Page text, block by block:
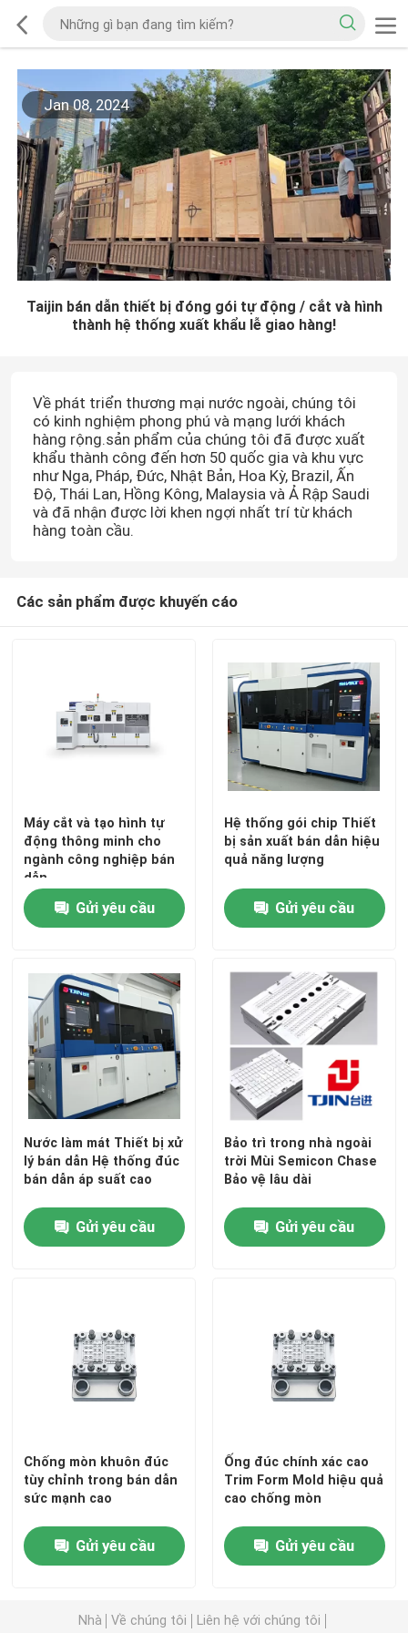
Jan 08, 2024
Taijin bán dẫn thiết bị đóng gói tự động / cắt và hình
thành hệ thống xuất khẩu lễ giao hàng!
Về phát triển thương mại nước ngoài, chúng tôi
có kinh nghiệm phong phú và mạng lưới khách
hàng rộng.sản phẩm của chúng tôi đã được xuất
khẩu thành công đến hơn 50 quốc gia và khu vực
như Nga, Pháp, Đức, Nhật Bản, Hoa Kỳ, Brazil, Ấn
Độ, Thái Lan, Hồng Kông, Malaysia và Ả Rập Saudi
và đã nhận được lời khen ngợi nhất trí từ khách
hàng toàn cầu.
Các sản phẩm được khuyến cáo
Máy cắt và tạo hình tự
động thông minh cho
ngành công nghiệp bán
dẫn
Gửi yêu cầu
Hệ thống gói chip Thiết
bị sản xuất bán dẫn hiệu
quả năng lượng
Gửi yêu cầu
Nước làm mát Thiết bị xử
lý bán dẫn Hệ thống đúc
bán dẫn áp suất cao
Gửi yêu cầu
Bảo trì trong nhà ngoài
trời Mùi Semicon Chase
Bảo vệ lâu dài
Gửi yêu cầu
Chống mòn khuôn đúc
tùy chỉnh trong bán dẫn
sức mạnh cao
Gửi yêu cầu
Ống đúc chính xác cao
Trim Form Mold hiệu quả
cao chống mòn
Gửi yêu cầu
Nhà Về chúng tôi
Liên hệ với chúng tôi